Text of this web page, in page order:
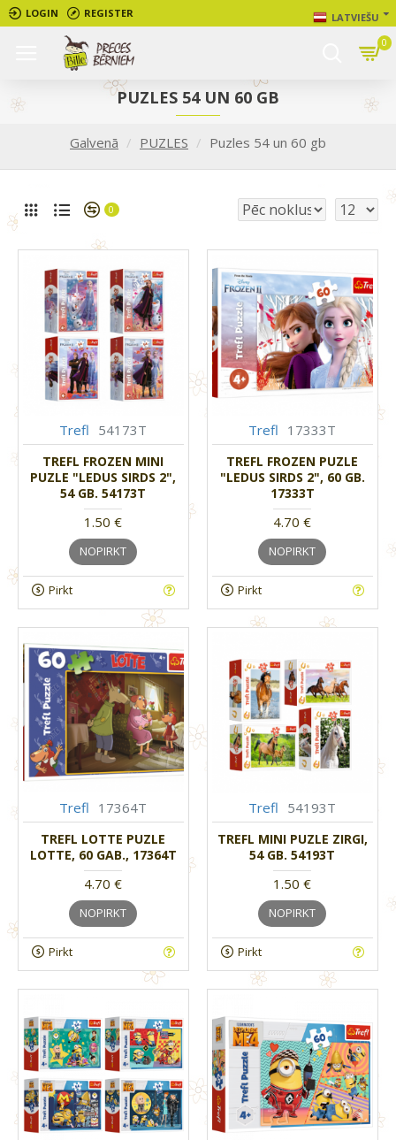
LOGIN REGISTER LATVIEŠU
0
Galvenā PUZLES Puzles 54 un 60 gb
PUZLES 54 UN 60 GB
0
Trefl 54173T
TREFL FROZEN MINI
PUZLE "LEDUS SIRDS 2",
54 GB. 54173T
1.50 €
NOPIRKT
Pirkt
Trefl 17333T
TREFL FROZEN PUZLE
"LEDUS SIRDS 2", 60 GB.
17333T
4.70 €
NOPIRKT
Pirkt
Trefl 17364T
TREFL LOTTE PUZLE
LOTTE, 60 GAB., 17364T
4.70 €
NOPIRKT
Pirkt
Trefl 54193T
TREFL MINI PUZLE ZIRGI,
54 GB. 54193T
1.50 €
NOPIRKT
Pirkt